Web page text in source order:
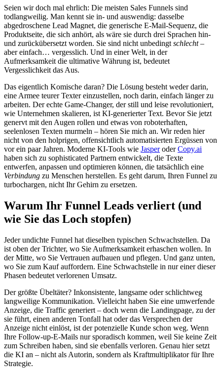
Seien wir doch mal ehrlich: Die meisten Sales Funnels sind
todlangweilig. Man kennt sie in- und auswendig: dasselbe
abgedroschene Lead Magnet, die generische E-Mail-Sequenz, die
Produktseite, die sich anhört, als wäre sie durch drei Sprachen hin-
und zurückübersetzt worden. Sie sind nicht unbedingt schlecht–
aber einfach… vergesslich. Und in einer Welt, in der
Aufmerksamkeit die ultimative Währung ist, bedeutet
Vergesslichkeit das Aus.
Das eigentlich Komische daran? Die Lösung besteht weder darin,
eine Armee teurer Texter einzustellen, noch darin, einfach länger zu
arbeiten. Der echte Game-Changer, der still und leise revolutioniert,
wie Unternehmen skalieren, ist KI-generierter Text. Bevor Sie jetzt
genervt mit den Augen rollen und etwas von roboterhaften,
seelenlosen Texten murmeln – hören Sie mich an. Wir reden hier
nicht von den holprigen, offensichtlich automatisierten Ergüssen von
vor ein paar Jahren. Moderne KI-Tools wie JasperoderCopy.ai
haben sich zu sophisticated Partnern entwickelt, die Texte
entwerfen, anpassen und optimieren können, die tatsächlich eine
Verbindung zu Menschen herstellen. Es geht darum, Ihren Funnel zu
turbochargen, nicht Ihr Gehirn zu ersetzen.
Warum Ihr Funnel Leads verliert (und
wie Sie das Loch stopfen)
Jeder undichte Funnel hat dieselben typischen Schwachstellen. Da
ist oben der Trichter, wo Sie Aufmerksamkeit erhaschen wollen. In
der Mitte, wo Sie Vertrauen aufbauen und pflegen. Und ganz unten,
wo Sie zum Kauf auffordern. Eine Schwachstelle in nur einer dieser
Phasen bedeutet verlorenen Umsatz.
Der größte Übeltäter? Inkonsistente, langsame oder schlichtweg
langweilige Kommunikation. Vielleicht haben Sie eine umwerfende
Anzeige, die Traffic generiert – doch wenn die Landingpage, zu der
sie führt, einen anderen Tonfall hat oder das Versprechen der
Anzeige nicht einlöst, ist der potenzielle Kunde schon weg. Wenn
Ihre Follow-up-E-Mails nur sporadisch kommen, weil Sie keine Zeit
zum Schreiben haben, sind sie ebenfalls verloren. Genau hier setzt
die KI an – nicht als Autorin, sondern als Kraftmultiplikator für Ihre
Strategie.